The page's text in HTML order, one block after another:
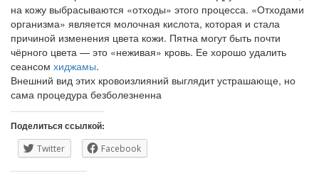
на кожу выбрасываются «отходы» этого процесса. «Отходами
организма» является молочная кислота, которая и стала
причиной изменения цвета кожи. Пятна могут быть почти
чёрного цвета — это «неживая» кровь. Ее хорошо удалить
сеансом хиджамы.
Внешний вид этих кровоизлияний выглядит устрашающе, но
сама процедура безболезненна
Поделиться ссылкой:
Twitter Facebook